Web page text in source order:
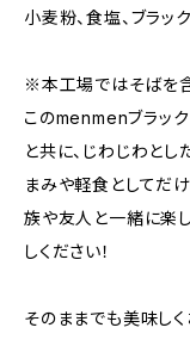
小麦粉、食塩、ブラッ
※本工場ではそばを
このmenmenブラッ
と共に、じわじわと
まみや軽食としてだ
族や友人と一緒に楽
しください！
そのままでも美味し